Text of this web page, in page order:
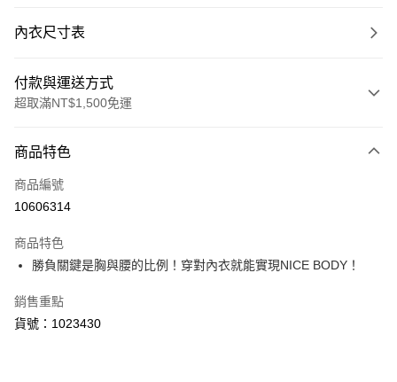
內衣尺寸表
付款與運送方式
超取滿NT$1,500免運
信用卡一次付款
超商取貨付款
Apple Pay
運送方式
全家取貨付款
商品特色
商品編號
10606314
商品特色
勝負關鍵是胸與腰的比例！穿對內衣就能實現NICE BODY！
銷售重點
貨號：1023430